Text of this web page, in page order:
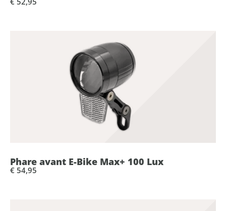
Phare avant E-Bike Max+ 100 Lux
€ 54,95